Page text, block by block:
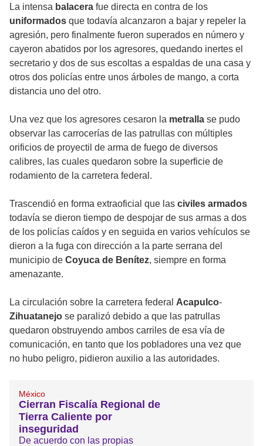
La intensa balacera fue directa en contra de los
uniformados que todavía alcanzaron a bajar y repeler la
agresión, pero finalmente fueron superados en número y
cayeron abatidos por los agresores, quedando inertes el
secretario y dos de sus escoltas a espaldas de una casa y
otros dos policías entre unos árboles de mango, a corta
distancia uno del otro.
Una vez que los agresores cesaron la metralla se pudo
observar las carrocerías de las patrullas con múltiples
orificios de proyectil de arma de fuego de diversos
calibres, las cuales quedaron sobre la superficie de
rodamiento de la carretera federal.
Trascendió en forma extraoficial que las civiles armados
todavía se dieron tiempo de despojar de sus armas a dos
de los policías caídos y en seguida en varios vehículos se
dieron a la fuga con dirección a la parte serrana del
municipio de Coyuca de Benítez, siempre en forma
amenazante.
La circulación sobre la carretera federal Acapulco-
Zihuatanejo se paralizó debido a que las patrullas
quedaron obstruyendo ambos carriles de esa vía de
comunicación, en tanto que los pobladores una vez que
no hubo peligro, pidieron auxilio a las autoridades.
México
Cierran Fiscalía Regional de
Tierra Caliente por
inseguridad
De acuerdo con las propias